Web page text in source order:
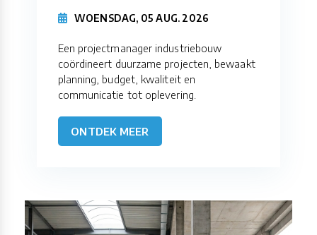
WOENSDAG, 05 AUG. 2026
Een projectmanager industriebouw
coördineert duurzame projecten, bewaakt
planning, budget, kwaliteit en
communicatie tot oplevering.
ONTDEK MEER